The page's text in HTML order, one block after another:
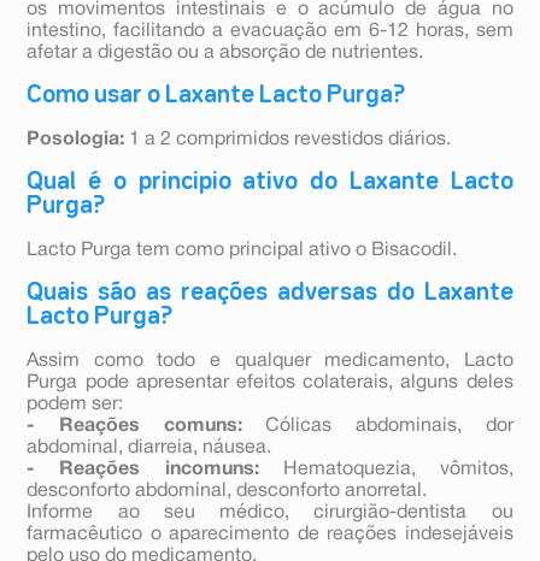
os movimentos intestinais e o acúmulo de água no
intestino, facilitando a evacuação em 6-12 horas, sem
afetar a digestão ou a absorção de nutrientes.
Como usar o Laxante Lacto Purga?
Posologia: 1 a 2 comprimidos revestidos diários.
Qual é o principio ativo do Laxante Lacto
Purga?
Lacto Purga tem como principal ativo o Bisacodil.
Quais são as reações adversas do Laxante
Lacto Purga?
Assim como todo e qualquer medicamento, Lacto
Purga pode apresentar efeitos colaterais, alguns deles
podem ser:
- Reações comuns:Cólicas abdominais, dor
abdominal, diarreia, náusea.
- Reações incomuns:Hematoquezia, vômitos,
desconforto abdominal, desconforto anorretal.
Informe ao seu médico, cirurgião-dentista ou
farmacêutico o aparecimento de reações indesejáveis
pelo uso do medicamento.